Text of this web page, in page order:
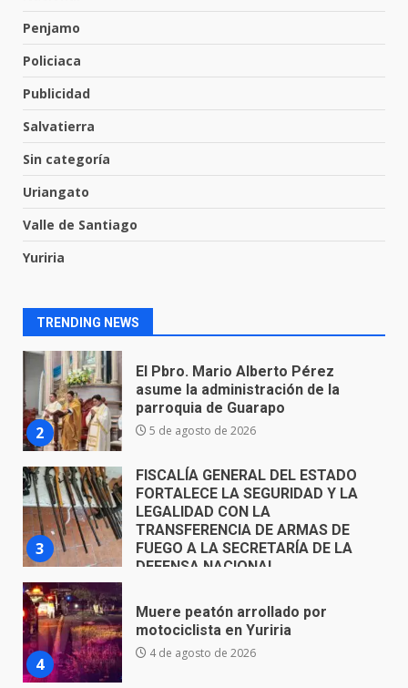
Penjamo
Policiaca
Publicidad
Salvatierra
Sin categoría
Uriangato
Valle de Santiago
Yuriria
TRENDING NEWS
7
Emboscada a policías en Yuriria
1
Los Pastores: tradición que
2
3
FORTALECE LA SEGURIDAD Y LA
LEGALIDAD CON LA
TRANSFERENCIA DE ARMAS DE
FUEGO A LA SECRETARÍA DE LA
5 de agosto de 2026
4
Muere peatón arrollado por
motociclista en Yuriria
4 de agosto de 2026
5
Valle de Santiago despide a
José Antonio Villanueva
Cárdenas, “El Puma”
3 de agosto de 2026